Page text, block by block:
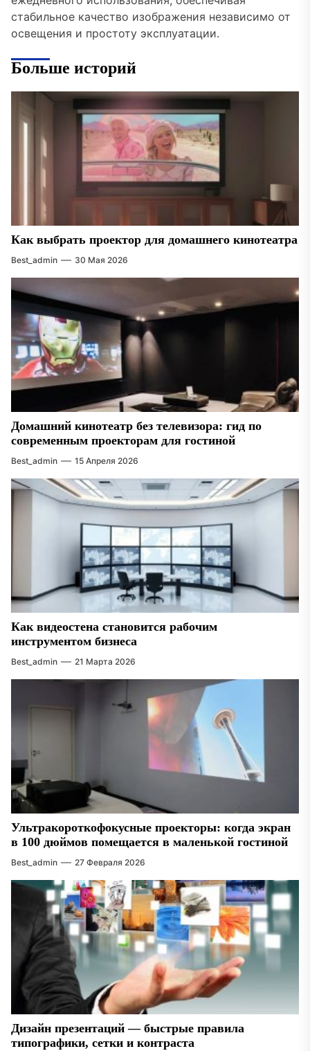
стабильное качество изображения независимо от
освещения и простоту эксплуатации.
Больше историй
Как выбрать проектор для домашнего кинотеатра
Best_admin 30 Мая 2026
Домашний кинотеатр без телевизора: гид по
современным проекторам для гостиной
Best_admin 15 Апреля 2026
Как видеостена становится рабочим
инструментом бизнеса
Best_admin 21 Марта 2026
Ультракороткофокусные проекторы: когда экран
в 100 дюймов помещается в маленькой гостиной
Best_admin 27 Февраля 2026
Дизайн презентаций — быстрые правила
типографики, сетки и контраста